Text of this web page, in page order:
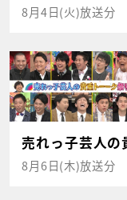
8月4日(火)放送分
売れっ子芸人
8月6日(木)放送分